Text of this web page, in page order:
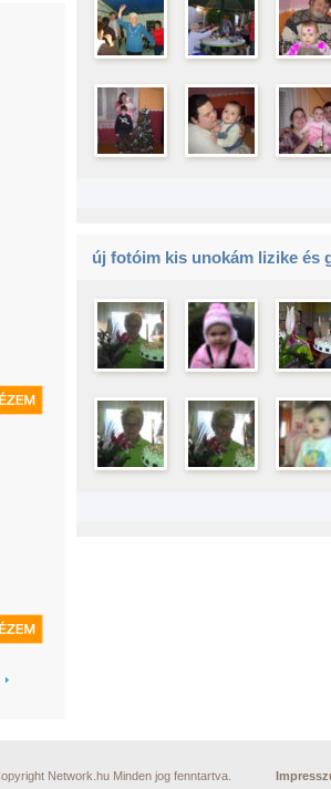
új fotóim kis unokám lizike és
Network.hu Minden jog fenntartva.